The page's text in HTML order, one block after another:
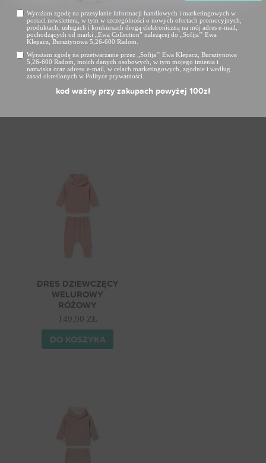
DRES DZIECIĘCY
WELUROWY
NIEBIESKI
DRES DZIEWCZĘCY
WELUROWY
RÓŻOWY
149,90 ZŁ
DO KOSZYKA
Wyrażam zgodę na przesyłanie informacji handlowych i marketingowych w
postaci newslettera, w tym w szczególności o nowych ofertach promocyjnych,
produktach, usługach i konkursach drogą elektroniczną na mój adres e-mail,
pochodzących od marki „Ewa Collection” należącej do „Sofija’’ Ewa
Klepacz, Bursztynowa 5,26-600 Radom.
Wyrażam zgodę na przetwarzanie przez „Sofija’’ Ewa Klepacz, Bursztynowa
5,26-600 Radom, moich danych osobowych, w tym mojego imienia i
nazwiska oraz adresu e-mail, w celach marketingowych, zgodnie i według
zasad określonych w Polityce prywatności.
kod ważny przy zakupach powyżej 100zł